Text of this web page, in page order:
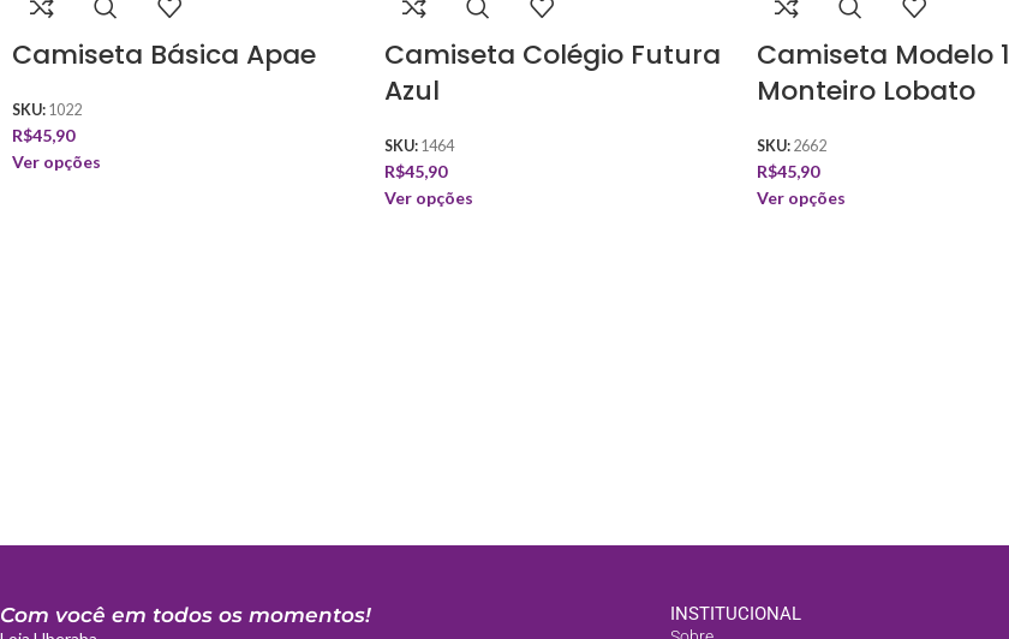
Camiseta Básica Apae
SKU: 1022
R$45,90
Ver opções
Camiseta Colégio Futura
Azul
SKU: 1464
R$45,90
Ver opções
Camiseta Modelo 1
Monteiro Lobato
SKU: 2662
R$45,90
Ver opções
Com você em todos os momentos! INSTITUCIONAL